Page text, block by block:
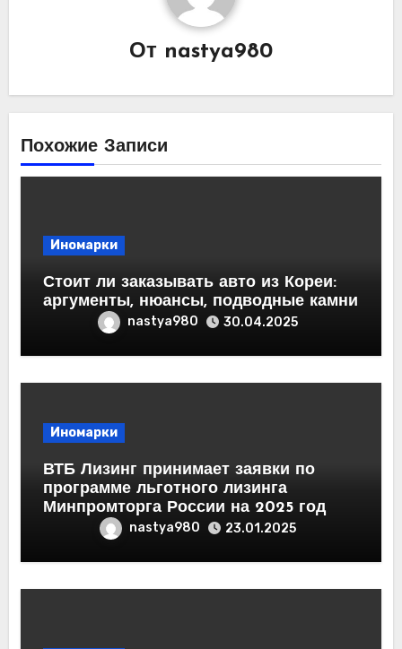
От nastya980
Похожие Записи
Иномарки
Стоит ли заказывать авто из Кореи:
аргументы, нюансы, подводные камни
nastya980 30.04.2025
Иномарки
ВТБ Лизинг принимает заявки по
программе льготного лизинга
Минпромторга России на 2025 год
nastya980 23.01.2025